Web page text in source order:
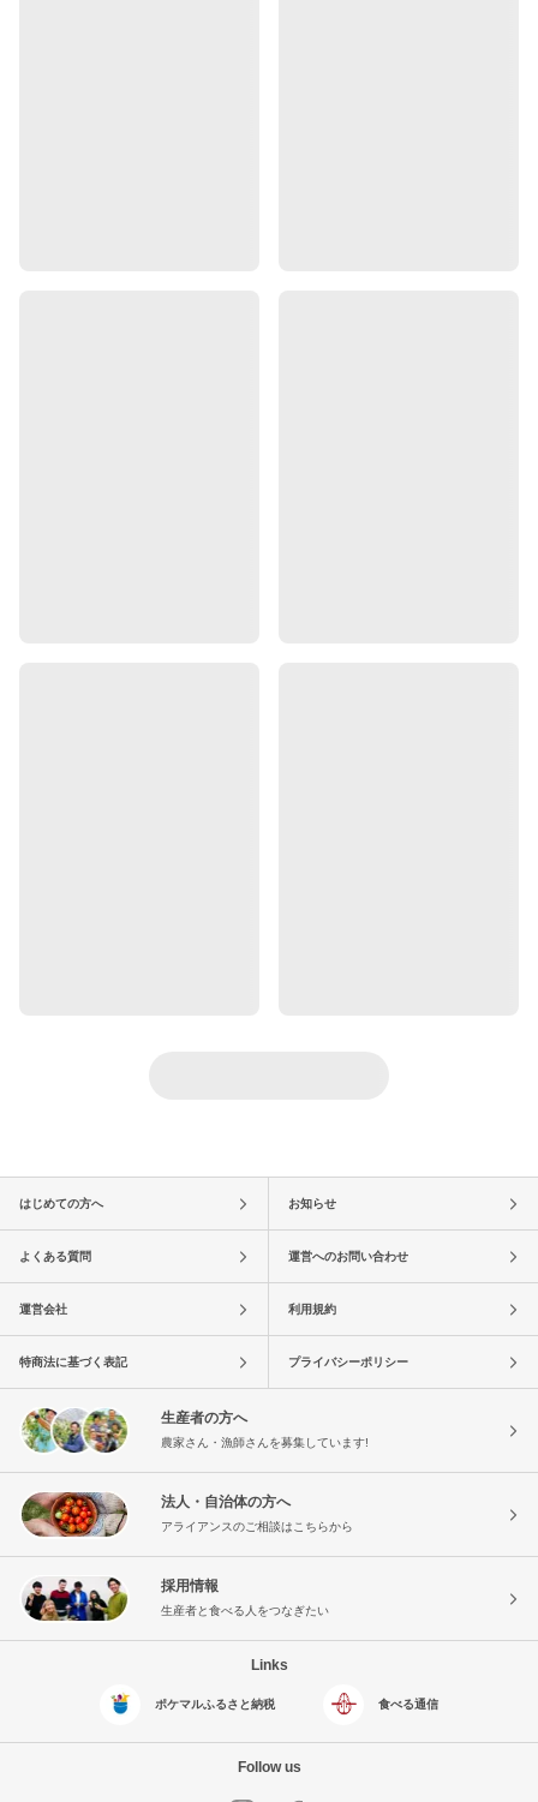
はじめての方へ お知らせ
よくある質問 運営へのお問い合わせ
運営会社 利用規約
特商法に基づく表記 プライバシーポリシー
生産者の方へ
農家さん・漁師さんを募集しています!
法人・自治体の方へ
アライアンスのご相談はこちらから
採用情報
生産者と食べる人をつなぎたい
Links
ポケマルふるさと納税 食べる通信
Follow us